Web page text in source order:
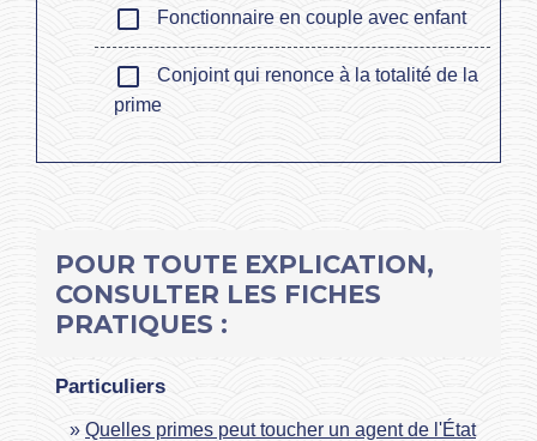
check_box_outline_blank Fonctionnaire en couple avec enfant
check_box_outline_blank
Conjoint qui renonce à la totalité de la
prime
POUR TOUTE EXPLICATION,
CONSULTER LES FICHES
PRATIQUES :
Particuliers
Quelles primes peut toucher un agent de l'État